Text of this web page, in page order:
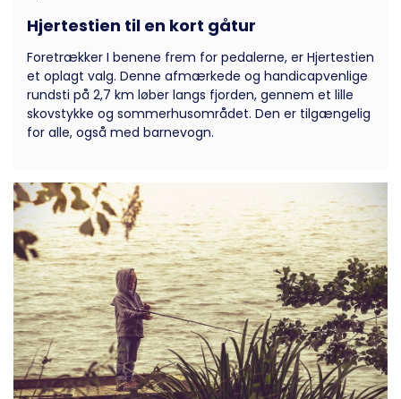
Hjertestien til en kort gåtur
Foretrækker I benene frem for pedalerne, er Hjertestien
et oplagt valg. Denne afmærkede og handicapvenlige
rundsti på 2,7 km løber langs fjorden, gennem et lille
skovstykke og sommerhusområdet. Den er tilgængelig
for alle, også med barnevogn.